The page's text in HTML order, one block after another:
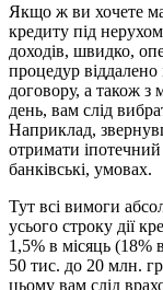
Якщо ж ви хочете
кредиту під
доходів, швидко,
процедур віддалено
договору, а також
день, вам слід
Наприклад,
отримати
банківські, умовах.
Тут всі вимоги
усього строку дії
1,5% в місяць (18%
50 тис. до 20 млн.
цьому вам слід